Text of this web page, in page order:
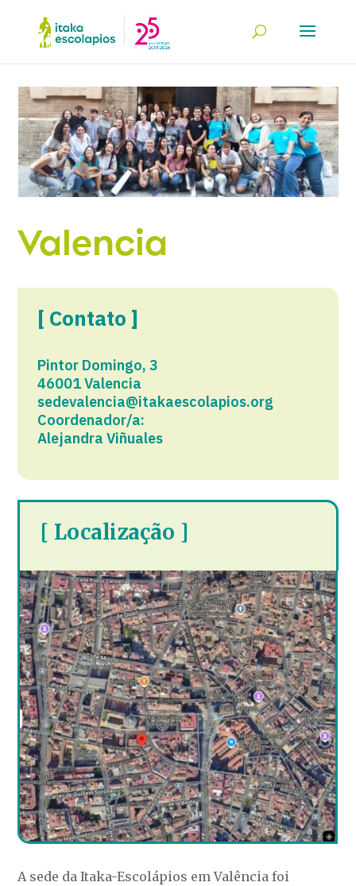
Valencia
[ Contato ]
Pintor Domingo, 3
46001 Valencia
sedevalencia@itakaescolapios.org
Coordenador/a:
Alejandra Viñuales
[ Localização ]
A sede da Itaka-Escolápios em Valência foi